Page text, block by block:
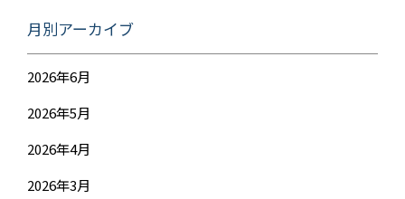
月別アーカイブ
2026年6月
2026年5月
2026年4月
2026年3月